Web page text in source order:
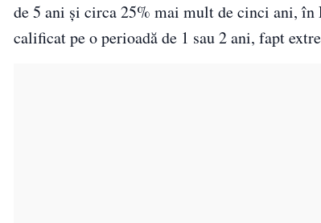
de 5 ani şi circa 25% mai mult de cinci ani, în
calificat pe o perioadă de 1 sau 2 ani, fapt